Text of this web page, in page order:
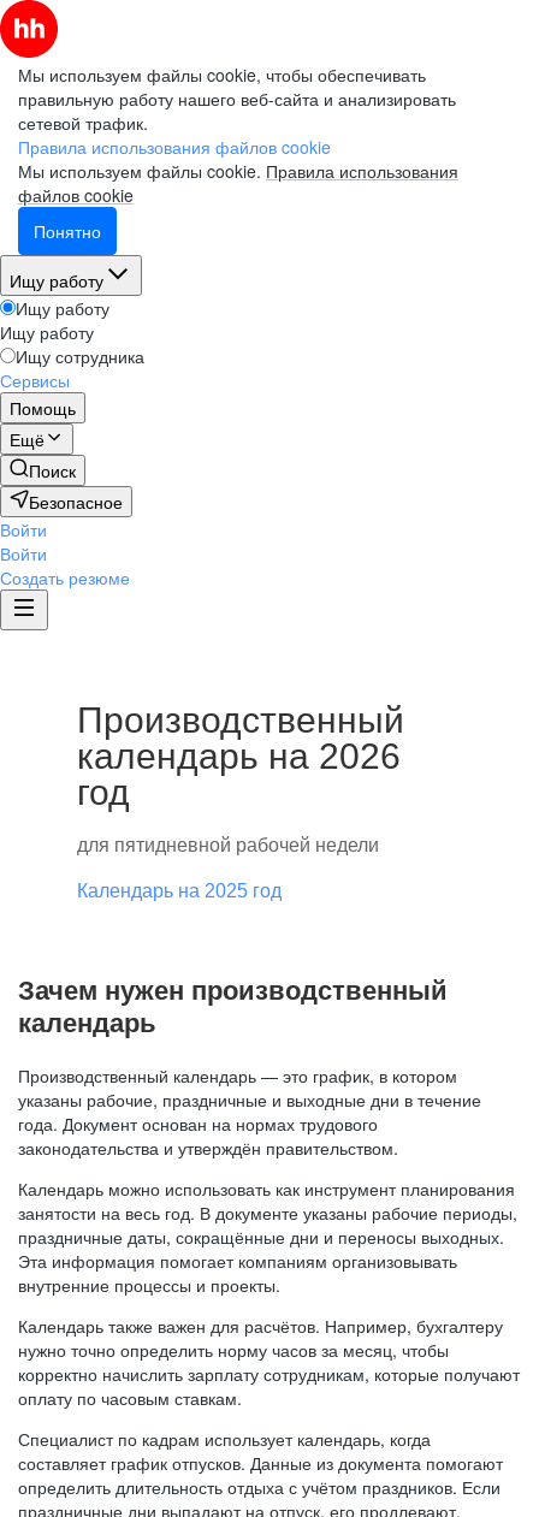
Мы используем файлы cookie, чтобы обеспечивать
правильную работу нашего веб-сайта и анализировать
сетевой трафик.
Правила использования файлов cookie
Мы используем файлы cookie. Правила использования
файлов cookie
Понятно
Ищу работу
Ищу работу
Ищу работу
Ищу сотрудника
Сервисы
Помощь
Ещё
Поиск
Безопасное
Войти
Войти
Создать резюме
Производственный
календарь на 2026
год
для пятидневной рабочей недели
Календарь на 2025 год
Зачем нужен производственный
календарь
Производственный календарь — это график, в котором
указаны рабочие, праздничные и выходные дни в течение
года. Документ основан на нормах трудового
законодательства и утверждён правительством.
Календарь можно использовать как инструмент планирования
занятости на весь год. В документе указаны рабочие периоды,
праздничные даты, сокращённые дни и переносы выходных.
Эта информация помогает компаниям организовывать
внутренние процессы и проекты.
Календарь также важен для расчётов. Например, бухгалтеру
нужно точно определить норму часов за месяц, чтобы
корректно начислить зарплату сотрудникам, которые получают
оплату по часовым ставкам.
Специалист по кадрам использует календарь, когда
составляет график отпусков. Данные из документа помогают
определить длительность отдыха с учётом праздников. Если
праздничные дни выпадают на отпуск, его продлевают.